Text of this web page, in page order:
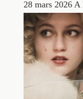
28 mars 2026 A